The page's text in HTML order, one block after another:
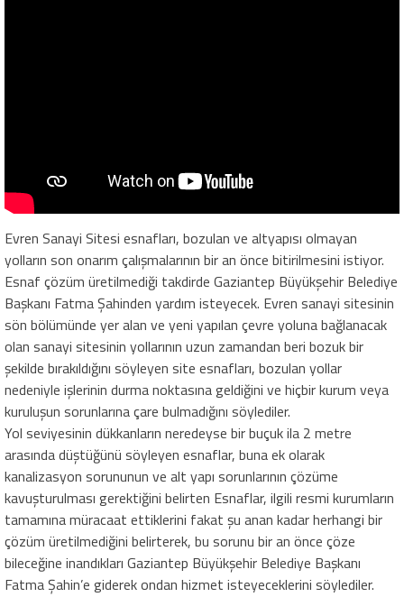
Evren Sanayi Sitesi esnafları, bozulan ve altyapısı olmayan
yolların son onarım çalışmalarının bir an önce bitirilmesini istiyor.
Esnaf çözüm üretilmediği takdirde Gaziantep Büyükşehir Belediye
Başkanı Fatma Şahinden yardım isteyecek. Evren sanayi sitesinin
sön bölümünde yer alan ve yeni yapılan çevre yoluna bağlanacak
olan sanayi sitesinin yollarının uzun zamandan beri bozuk bir
şekilde bırakıldığını söyleyen site esnafları, bozulan yollar
nedeniyle işlerinin durma noktasına geldiğini ve hiçbir kurum veya
kuruluşun sorunlarına çare bulmadığını söylediler.
Yol seviyesinin dükkanların neredeyse bir buçuk ila 2 metre
arasında düştüğünü söyleyen esnaflar, buna ek olarak
kanalizasyon sorununun ve alt yapı sorunlarının çözüme
kavuşturulması gerektiğini belirten Esnaflar, ilgili resmi kurumların
tamamına müracaat ettiklerini fakat şu anan kadar herhangi bir
çözüm üretilmediğini belirterek, bu sorunu bir an önce çöze
bileceğine inandıkları Gaziantep Büyükşehir Belediye Başkanı
Fatma Şahin’e giderek ondan hizmet isteyeceklerini söylediler.